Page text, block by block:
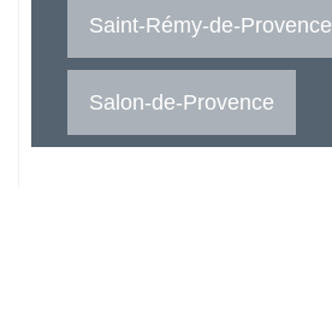
Saint-Rémy-de-Provence
Salon-de-Provence